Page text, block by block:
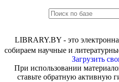
LIBRARY.BY - это
собираем научные и
Загрузить
При использовании
ставьте обратную активную